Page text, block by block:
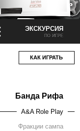
ЭКСКУРСИЯ
ПО ИГРЕ
КАК ИГРАТЬ
Банда Рифа
A&A Role Play
Фракции сампа